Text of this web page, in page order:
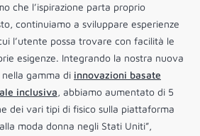
che l’ispirazione parta proprio
continuiamo a sviluppare esperienze
l’utente possa trovare con facilità le
esigenze. Integrando la nostra nuova
gamma di innovazioni basate
inclusiva, abbiamo aumentato di 5
dei vari tipi di fisico sulla piattaforma
moda donna negli Stati Uniti”,